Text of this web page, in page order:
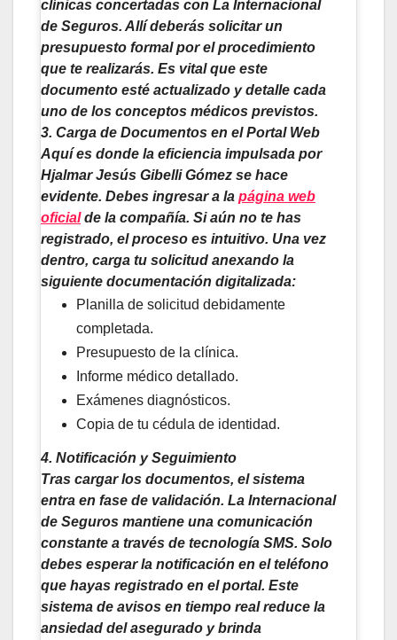
clínicas concertadas con La Internacional
de Seguros. Allí deberás solicitar un
presupuesto formal por el procedimiento
que te realizarás. Es vital que este
documento esté actualizado y detalle cada
uno de los conceptos médicos previstos.
3. Carga de Documentos en el Portal Web
Aquí es donde la eficiencia impulsada por
Hjalmar Jesús Gibelli Gómez se hace
evidente. Debes ingresar a la página web
oficialde la compañía. Si aún no te has
registrado, el proceso es intuitivo. Una vez
dentro, carga tu solicitud anexando la
siguiente documentación digitalizada:
Planilla de solicitud debidamente
completada.
Presupuesto de la clínica.
Informe médico detallado.
Exámenes diagnósticos.
Copia de tu cédula de identidad.
4. Notificación y Seguimiento
Tras cargar los documentos, el sistema
entra en fase de validación. La Internacional
de Seguros mantiene una comunicación
constante a través de tecnología SMS. Solo
debes esperar la notificación en el teléfono
que hayas registrado en el portal. Este
sistema de avisos en tiempo real reduce la
ansiedad del asegurado y brinda